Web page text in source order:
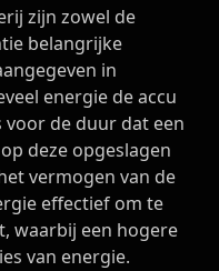
zijn zowel de
belangrijke
in
energie de accu
voor de duur dat een
deze opgeslagen
vermogen van de
effectief om te
waarbij een hogere
van energie.